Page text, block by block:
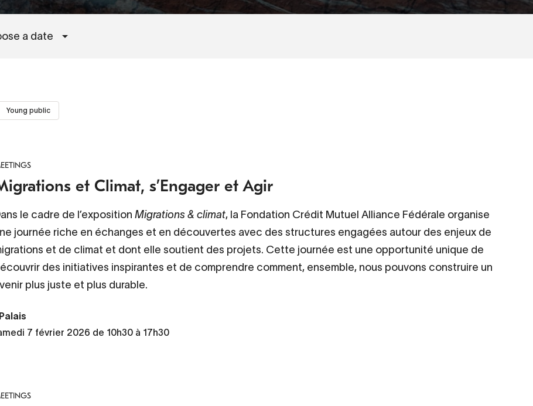
a date
Young public
et Climat, s’Engager et Agir
le cadre de l’exposition Migrations & climat, la Fondation Crédit Mutuel Alliance Fédérale organise
journée riche en échanges et en découvertes avec des structures engagées autour des enjeux de
et de climat et dont elle soutient des projets. Cette journée est une opportunité unique de
des initiatives inspirantes et de comprendre comment, ensemble, nous pouvons construire un
plus juste et plus durable.
Palais
7 février 2026 de 10h30 à 17h30